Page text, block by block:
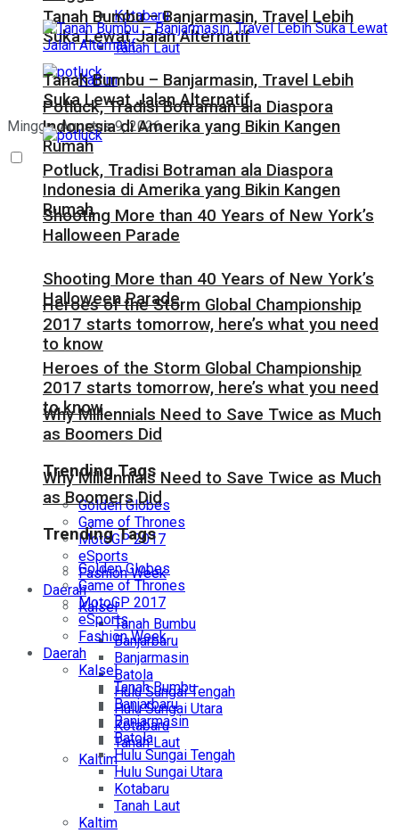
Kotabaru
Tanah Laut
Kaltim
Minggu, Agustus 9, 2026
Tanah Bumbu – Banjarmasin, Travel Lebih
Suka Lewat Jalan Alternatif
Potluck, Tradisi Botraman ala Diaspora
Indonesia di Amerika yang Bikin Kangen
Rumah
Shooting More than 40 Years of New York’s
Halloween Parade
Heroes of the Storm Global Championship
2017 starts tomorrow, here’s what you need
to know
Why Millennials Need to Save Twice as Much
as Boomers Did
Trending Tags
Golden Globes
Game of Thrones
MotoGP 2017
eSports
Fashion Week
Daerah
Kalsel
Tanah Bumbu
Banjarbaru
Banjarmasin
Batola
Hulu Sungai Tengah
Hulu Sungai Utara
Kotabaru
Tanah Laut
Kaltim
Tanah Bumbu – Banjarmasin, Travel Lebih
Suka Lewat Jalan Alternatif
Potluck, Tradisi Botraman ala Diaspora
Indonesia di Amerika yang Bikin Kangen
Rumah
Shooting More than 40 Years of New York’s
Halloween Parade
Heroes of the Storm Global Championship
2017 starts tomorrow, here’s what you need
to know
Why Millennials Need to Save Twice as Much
as Boomers Did
Trending Tags
Golden Globes
Game of Thrones
MotoGP 2017
eSports
Fashion Week
Daerah
Kalsel
Tanah Bumbu
Banjarbaru
Banjarmasin
Batola
Hulu Sungai Tengah
Hulu Sungai Utara
Kotabaru
Tanah Laut
Kaltim